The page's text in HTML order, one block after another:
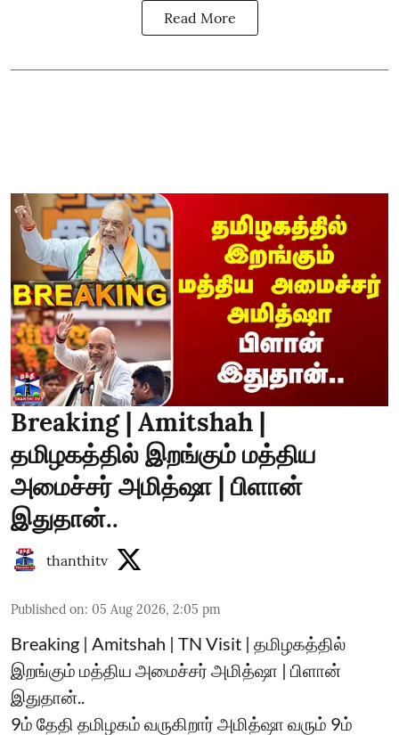
Read More
Breaking | Amitshah |
தமிழகத்தில் இறங்கும் மத்திய
அமைச்சர் அமித்ஷா | பிளான்
இதுதான்..
thanthitv
Published on: 05 Aug 2026, 2:05 pm
Breaking | Amitshah | TN Visit | தமிழகத்தில்
இறங்கும் மத்திய அமைச்சர் அமித்ஷா | பிளான்
இதுதான்..
9ம் தேதி தமிழகம் வருகிறார் அமித்ஷா வரும் 9ம்